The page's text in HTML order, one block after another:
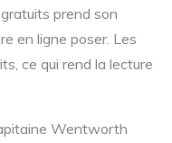
prend son
en ligne poser. Les
ce qui rend la lecture
Wentworth